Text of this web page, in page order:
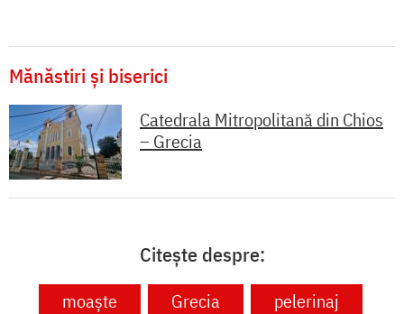
Mănăstiri și biserici
Catedrala Mitropolitană din Chios
– Grecia
Citește despre:
moaște Grecia
pelerinaj